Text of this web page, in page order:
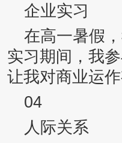
企业实习
在高一暑假
实习期间，我
让我对商业运
04
人际关系